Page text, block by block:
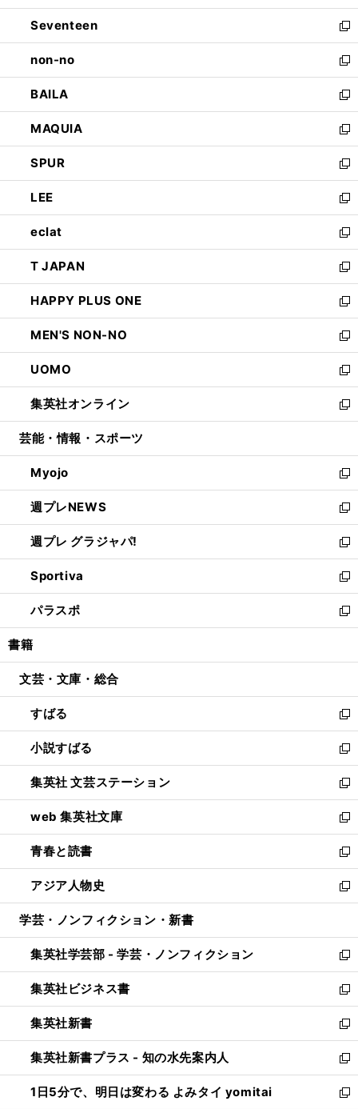
開
く
ウ
で
開
く
ン
ド
ウ
で
開
く
Seventeen
新
し
い
ウ
ィ
ン
ド
ウ
で
開
く
non-no
新
し
い
ウ
ィ
ン
ド
ウ
で
開
く
BAILA
新
し
い
ウ
ィ
ン
ド
ウ
で
開
く
MAQUIA
新
し
い
ウ
ィ
ン
ド
ウ
で
開
く
SPUR
新
し
い
ウ
ィ
ン
ド
ウ
で
開
く
LEE
新
し
い
ウ
ィ
ン
ド
ウ
で
開
く
eclat
新
し
い
ウ
ィ
ン
ド
ウ
で
開
く
T JAPAN
新
し
い
ウ
ィ
ン
ド
ウ
で
開
HAPPY PLUS ONE
新
し
い
ウ
ィ
ン
ド
ウ
開
く
MEN'S NON-NO
新
し
い
ウ
ィ
ン
ウ
で
開
く
UOMO
新
し
い
ウ
ン
ド
ウ
で
開
く
集英社オンライン
新
し
ウ
ィ
ン
ド
ウ
で
開
く
芸能・情報・スポーツ
Myojo
新
し
い
ウ
ィ
ン
ド
ウ
で
開
週プレNEWS
新
し
い
ウ
ィ
ン
ド
ウ
開
週プレ グラジャパ!
新
し
い
ウ
ィ
ン
ウ
開
く
Sportiva
新
し
い
ウ
ン
ウ
で
開
く
パラスポ
新
し
ウ
ン
ド
ウ
で
開
く
書籍
文芸・文庫・総合
すばる
新
し
い
ウ
ィ
ン
ド
ウ
で
開
く
小説すばる
新
し
い
ウ
ィ
ン
ド
ウ
で
開
集英社 文芸ステーション
新
し
い
ウ
ィ
ン
ド
ウ
開
く
web 集英社文庫
新
し
い
ウ
ィ
ン
ウ
で
開
く
青春と読書
新
し
い
ウ
ン
ド
ウ
で
開
く
アジア人物史
新
し
ウ
ィ
ン
ド
ウ
で
開
く
学芸・ノンフィクション・新書
集英社学芸部 - 学芸・ノンフィクション
新
し
い
ウ
ィ
ン
ド
ウ
で
集英社ビジネス書
新
し
い
ウ
ィ
ン
ド
集英社新書
新
し
い
ウ
ィ
集英社新書プラス - 知の水先案内人
新
し
い
1日5分で、明日は変わる よみタイ yomitai
新